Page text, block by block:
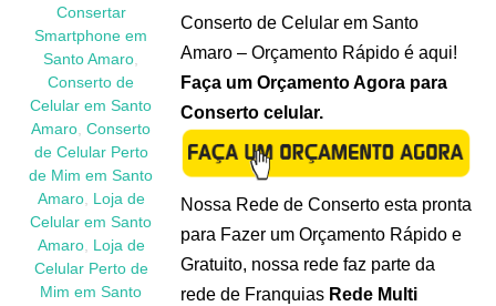
Consertar
Smartphone em
Santo Amaro,
Conserto de
Celular em Santo
Amaro,Conserto
de Celular Perto
de Mim em Santo
Amaro, Loja de
Celular em Santo
Amaro, Loja de
Celular Perto de
Mim em Santo
Conserto de Celular em Santo
Amaro – Orçamento Rápido é aqui!
Faça um Orçamento Agora para
Conserto celular.
Nossa Rede de Conserto esta pronta
para Fazer um Orçamento Rápido e
Gratuito, nossa rede faz parte da
rede de Franquias Rede Multi